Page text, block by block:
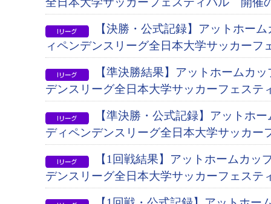
【決勝・公式記録】アットホー
ィペンデンスリーグ全日本大学サッカーフ
【準決勝結果】アットホームカ
デンスリーグ全日本大学サッカーフェステ
【準決勝・公式記録】アットホ
ディペンデンスリーグ全日本大学サッカー
【1回戦結果】アットホームカッ
デンスリーグ全日本大学サッカーフェステ